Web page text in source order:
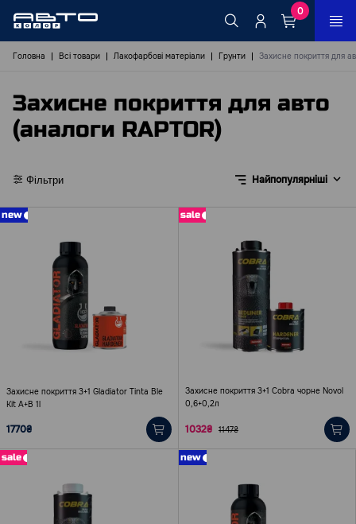
0
Головна Всі товари Лакофарбові матеріали Грунти Захисне покриття для
Захисне покриття для авто
(аналоги RAPTOR)
Фільтри Найпопулярніші
new
Захисне покриття 3+1 Gladiator Tinta Ble
Kit A+B 1l
1770₴
sale
Захисне покриття 3+1 Cobra чорне Novol
0,6+0,2л
1032₴ 1147₴
sale new